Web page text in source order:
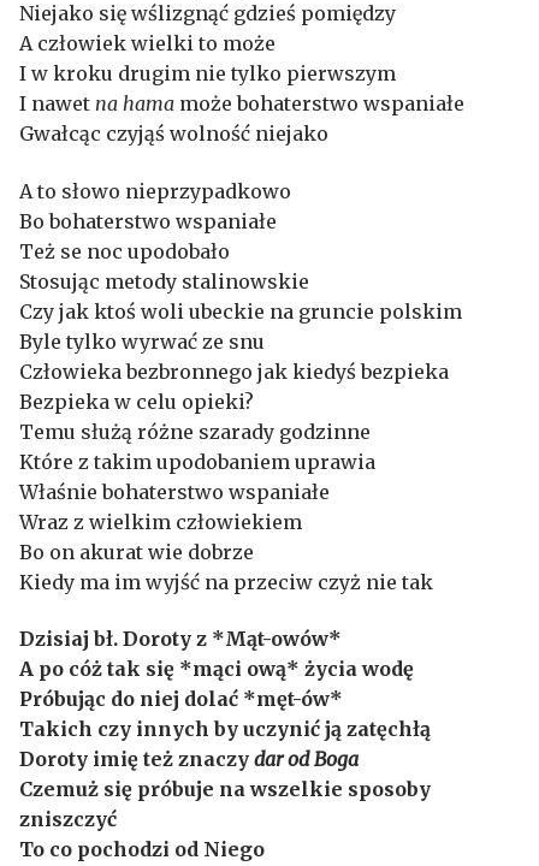
Niejako się wślizgnąć gdzieś pomiędzy
A człowiek wielki to może
I w kroku drugim nie tylko pierwszym
I nawet na hama może bohaterstwo wspaniałe
Gwałcąc czyjąś wolność niejako
A to słowo nieprzypadkowo
Bo bohaterstwo wspaniałe
Też se noc upodobało
Stosując metody stalinowskie
Czy jak ktoś woli ubeckie na gruncie polskim
Byle tylko wyrwać ze snu
Człowieka bezbronnego jak kiedyś bezpieka
Bezpieka w celu opieki?
Temu służą różne szarady godzinne
Które z takim upodobaniem uprawia
Właśnie bohaterstwo wspaniałe
Wraz z wielkim człowiekiem
Bo on akurat wie dobrze
Kiedy ma im wyjść na przeciw czyż nie tak
Dzisiaj bł. Doroty z *Mąt-owów*
A po cóż tak się *mąci ową* życia wodę
Próbując do niej dolać *męt-ów*
Takich czy innych by uczynić ją zatęchłą
Doroty imię też znaczy dar od Boga
Czemuż się próbuje na wszelkie sposoby
zniszczyć
To co pochodzi od Niego